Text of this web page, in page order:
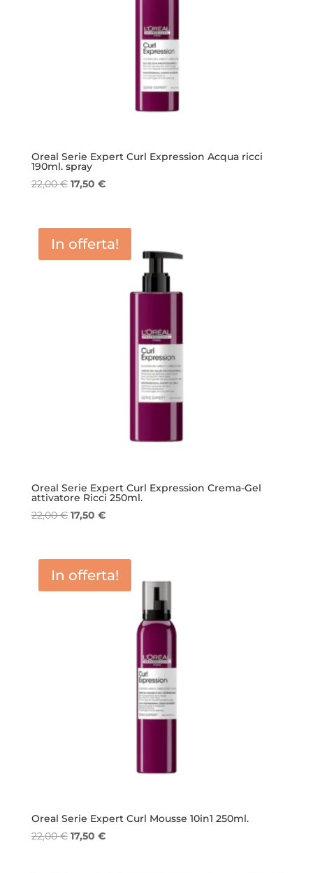
Oreal Serie Expert Curl Expression Acqua ricci
190ml. spray
22,00€ Il
era:
22,00 €.
17,50 €Il
è:
17,50 €.
In offerta!
Oreal Serie Expert Curl Expression Crema-Gel
attivatore Ricci 250ml.
22,00€ Il
era:
22,00 €.
17,50 €Il
è:
17,50 €.
In offerta!
Oreal Serie Expert Curl Mousse 10in1 250ml.
22,00€ Il
17,50 €Il